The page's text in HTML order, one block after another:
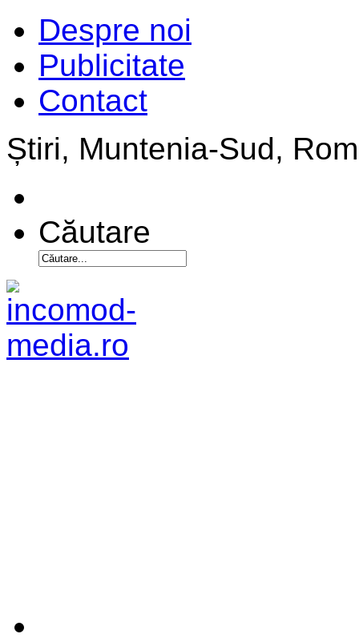
Despre noi
Publicitate
Contact
Știri, Muntenia-Sud,
Căutare